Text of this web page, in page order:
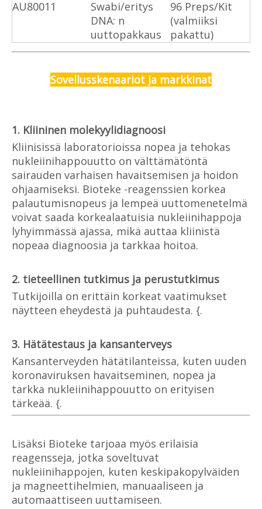
AU80011
Swabi/eritys
DNA: n
uuttopakkaus
96 Preps/Kit
(valmiiksi
pakattu)
Sovellusskenaariot ja markkinat
1. Kliininen molekyylidiagnoosi
Kliinisissä laboratorioissa nopea ja tehokas
nukleiinihappouutto on välttämätöntä
sairauden varhaisen havaitsemisen ja hoidon
ohjaamiseksi. Bioteke -reagenssien korkea
palautumisnopeus ja lempeä uuttomenetelmä
voivat saada korkealaatuisia nukleiinihappoja
lyhyimmässä ajassa, mikä auttaa kliinistä
nopeaa diagnoosia ja tarkkaa hoitoa.
2. tieteellinen tutkimus ja perustutkimus
Tutkijoilla on erittäin korkeat vaatimukset
näytteen eheydestä ja puhtaudesta. {.
3. Hätätestaus ja kansanterveys
Kansanterveyden hätätilanteissa, kuten uuden
koronaviruksen havaitseminen, nopea ja
tarkka nukleiinihappouutto on erityisen
tärkeää. {.
Lisäksi Bioteke tarjoaa myös erilaisia
reagensseja, jotka soveltuvat
nukleiinihappojen, kuten keskipakopylväiden
ja magneettihelmien, manuaaliseen ja
automaattiseen uuttamiseen.